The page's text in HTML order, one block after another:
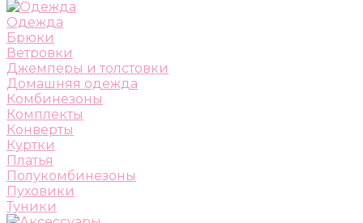
Одежда
Брюки
Ветровки
Джемперы и толстовки
Домашняя одежда
Комбинезоны
Комплекты
Конверты
Куртки
Платья
Полукомбинезоны
Пуховики
Туники